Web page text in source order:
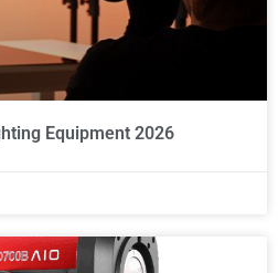
Equipment 2026